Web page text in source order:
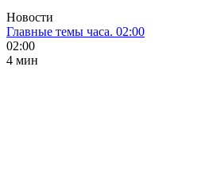
Новости
Главные темы часа. 02:00
02:00
4 мин